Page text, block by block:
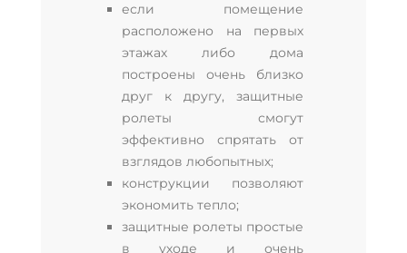
если помещение
расположено на первых
этажах либо дома
построены очень близко
друг к другу, защитные
ролеты смогут
эффективно спрятать от
взглядов любопытных;
конструкции позволяют
экономить тепло;
защитные ролеты простые
в уходе и очень